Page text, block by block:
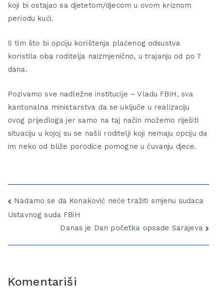
koji bi ostajao sa djetetom/djecom u ovom kriznom
periodu kući.
S tim što bi opciju korištenja plaćenog odsustva
koristila oba roditelja naizmjenično, u trajanju od po 7
dana.
Pozivamo sve nadležne institucije – Vladu FBiH, sva
kantonalna ministarstva da se uključe u realizaciju
ovog prijedloga jer samo na taj način možemo riješiti
situaciju u kojoj su se našli roditelji koji nemaju opciju da
im neko od bliže porodice pomogne u čuvanju djece.
Nadamo se da Konaković neće tražiti smjenu sudaca
Ustavnog suda FBiH
Danas je Dan početka opsade Sarajeva
Komentariši